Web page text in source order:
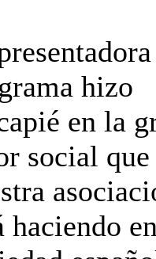
hizo
en la
social que
haciendo